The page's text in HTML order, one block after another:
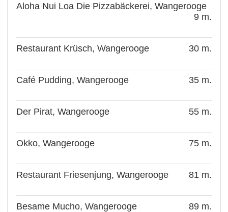
Aloha Nui Loa Die Pizzabäckerei, Wangerooge
9 m.
Restaurant Krüsch, Wangerooge 30 m.
Café Pudding, Wangerooge 35 m.
Der Pirat, Wangerooge 55 m.
Okko, Wangerooge 75 m.
Restaurant Friesenjung, Wangerooge 81 m.
Besame Mucho, Wangerooge 89 m.